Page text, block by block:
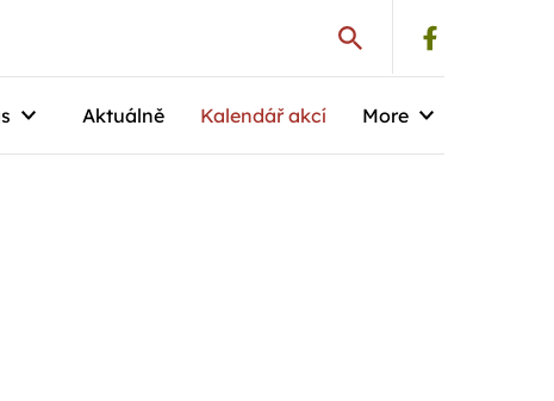
Aktuálně Kalendář akcí More